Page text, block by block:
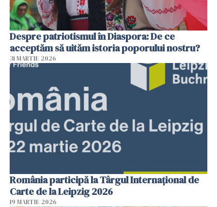
Despre patriotismul în Diaspora: De ce
acceptăm să uităm istoria poporului nostru?
31 MARTIE 2026
România participă la Târgul Internațional de
Carte de la Leipzig 2026
19 MARTIE 2026